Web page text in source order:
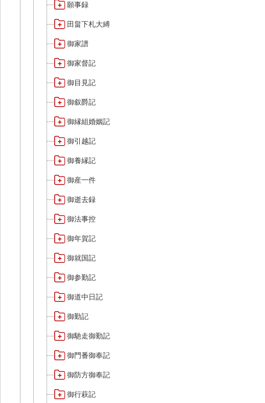
願事録
田畠下札大縛
御家譜
御家督記
御目見記
御叙爵記
御縁組婚姻記
御引越記
御養縁記
御産一件
御逝去録
御法事控
御年賀記
御就国記
御参勤記
御道中日記
御勤記
御馳走御勤記
御門番御奉記
御防方御奉記
御行萩記